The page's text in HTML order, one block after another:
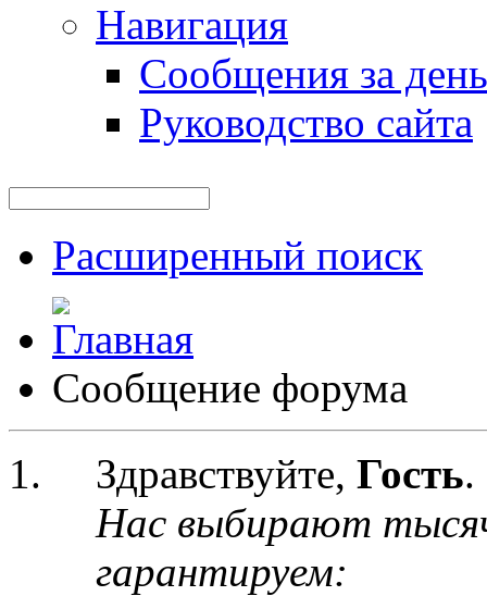
Навигация
Сообщения за день
Руководство сайта
Расширенный поиск
Сообщение форума
Здравствуйте, Гость.
Нас выбирают
гарантируем: